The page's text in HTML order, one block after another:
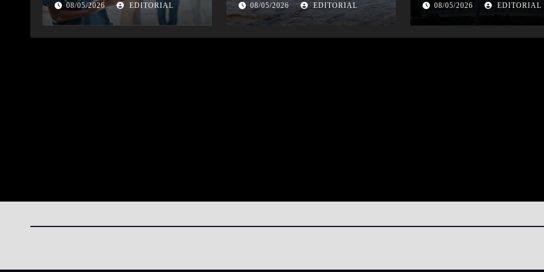
seguridad de la atención
sanitaria
08/05/2026 EDITORIAL 08/05/2026 EDITORIAL las principales
08/05/2026 EDITORIAL